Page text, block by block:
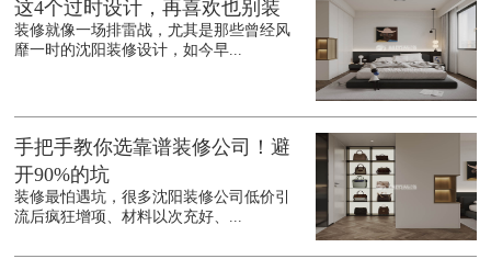
这4个过时设计，再喜欢也别装
装修就像一场排雷战，尤其是那些曾经风
靡一时的沈阳装修设计，如今早...
手把手教你选靠谱装修公司！避
开90%的坑
装修最怕遇坑，很多沈阳装修公司低价引
流后疯狂增项、材料以次充好、...